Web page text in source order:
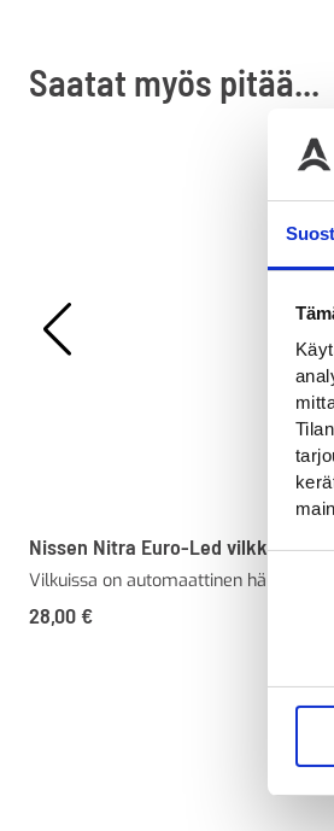
Saatat myös pitää...
Nissen Nitra Euro-Led vilkku
Vilkuissa on automaattinen
28,00 €